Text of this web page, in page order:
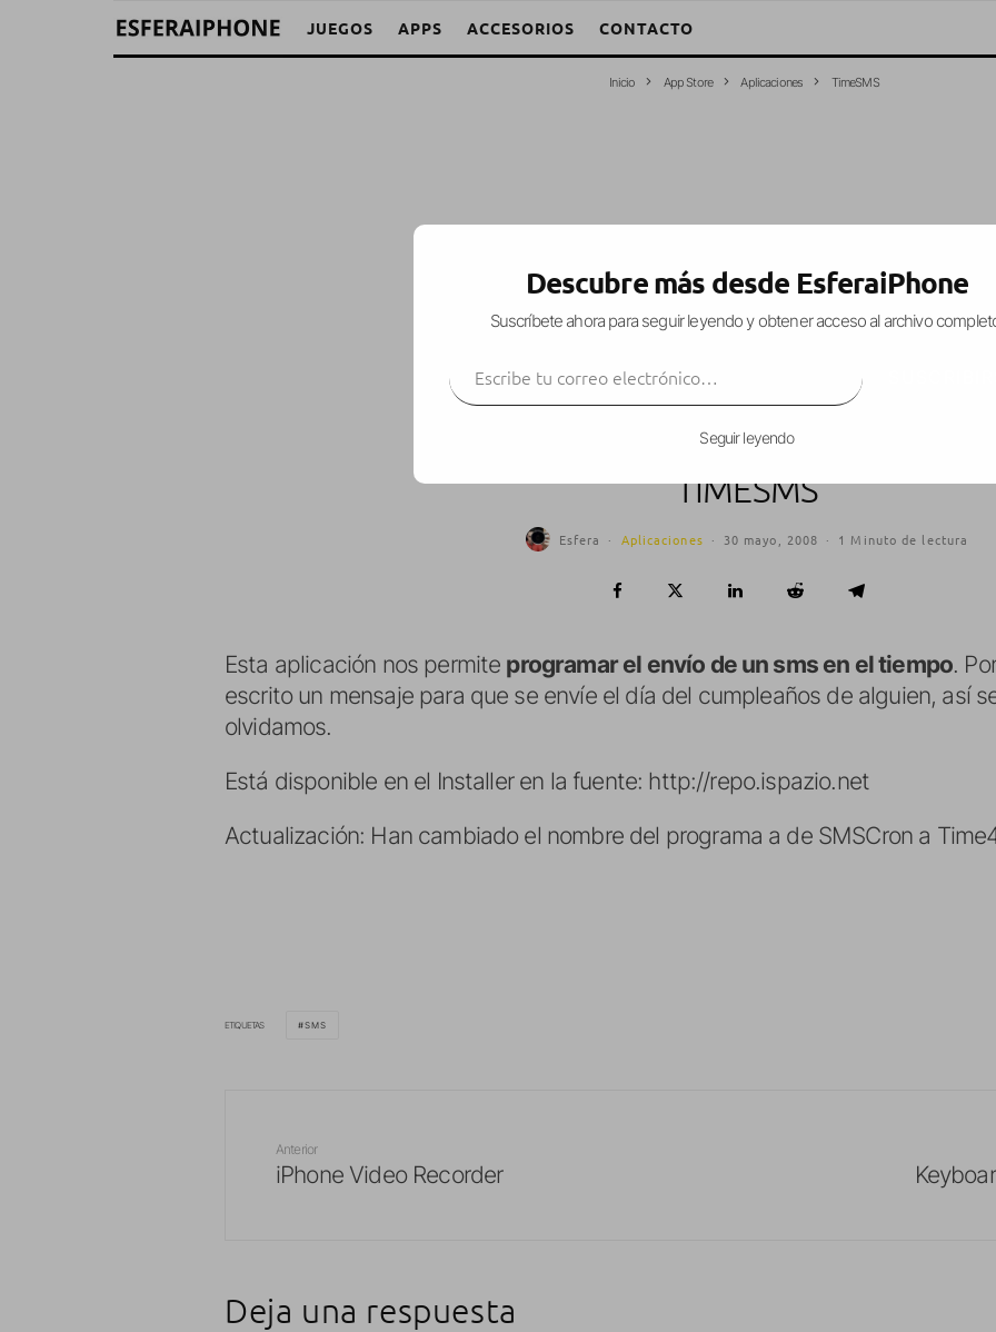
JUEGOS APPS ACCESORIOS CONTACTO
Inicio App Store Aplicaciones TimeSMS
TIMESMS
Esfera · Aplicaciones · 30 mayo, 2008 · 1 Minuto de lectura
Esta aplicación nos permite programar el envío de un sms en el tiempo.
escrito un mensaje para que se envíe el día del cumpleaños de alguien, así
olvidamos.
Está disponible en el Installer en la fuente: http://repo.ispazio.net
Actualización: Han cambiado el nombre del programa a de SMSCron a
ETIQUETAS SMS
Anterior
iPhone Video Recorder
Deja una respuesta
Descubre más desde EsferaiPhone
Suscríbete ahora para seguir leyendo y obtener acceso al archivo
Seguir leyendo